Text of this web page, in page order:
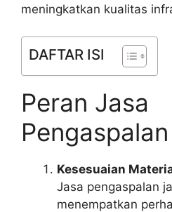
meningkatkan kualitas
DAFTAR ISI
Peran Jasa
Kesesuaian
Jasa pengaspalan
menempatkan